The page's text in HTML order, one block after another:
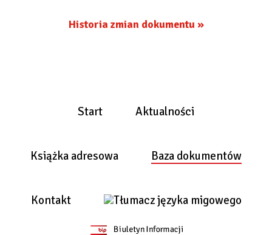
Historia zmian dokumentu »
Start Aktualności
Książka adresowa Baza dokumentów
Kontakt